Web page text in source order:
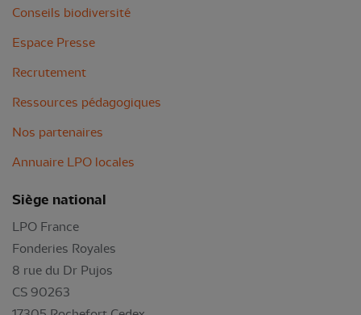
Conseils biodiversité
Espace Presse
Recrutement
Ressources pédagogiques
Nos partenaires
Annuaire LPO locales
Siège national
LPO France
Fonderies Royales
8 rue du Dr Pujos
CS 90263